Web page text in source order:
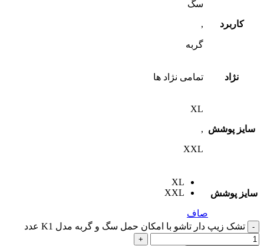
کاربرد
سگ
,
گربه
نژاد تمامی نژاد ها
سایز پوشش
XL
,
XXL
سایز پوشش
XL
XXL
صاف
تشک زیپ دار تاشو با امکان حمل سگ و گربه مدل K1 عدد